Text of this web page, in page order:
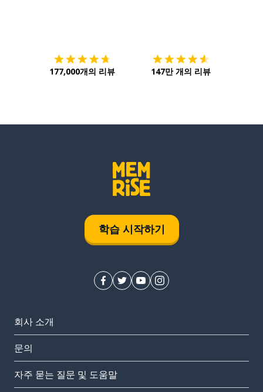
177,000개의 리뷰 147만 개의 리뷰
학습 시작하기
회사 소개
문의
자주 묻는 질문 및 도움말